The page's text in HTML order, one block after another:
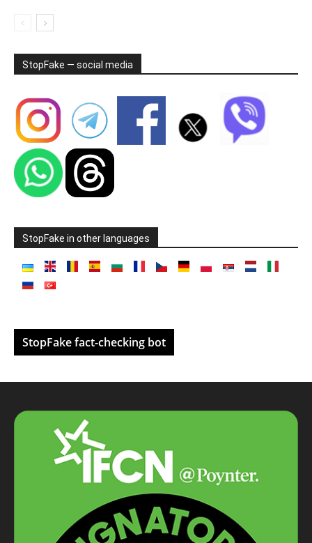
StopFake — social media
StopFake in other languages
StopFake fact-checking bot